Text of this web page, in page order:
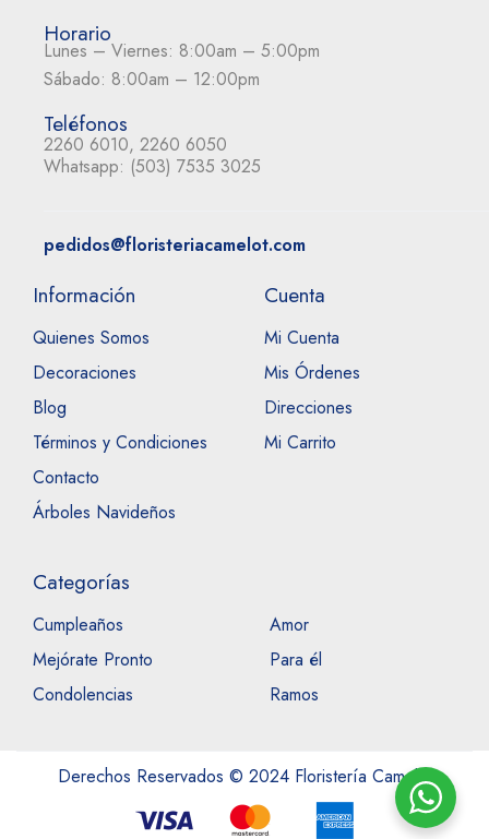
Horario
Lunes – Viernes: 8:00am – 5:00pm
Sábado: 8:00am – 12:00pm
Teléfonos
2260 6010, 2260 6050
Whatsapp: (503) 7535 3025
pedidos@floristeriacamelot.com
Información
Quienes Somos
Decoraciones
Blog
Términos y Condiciones
Contacto
Árboles Navideños
Cuenta
Mi Cuenta
Mis Órdenes
Direcciones
Mi Carrito
Categorías
Cumpleaños
Amor
Mejórate Pronto
Para él
Condolencias
Ramos
Derechos Reservados © 2024 Floristería Camelot